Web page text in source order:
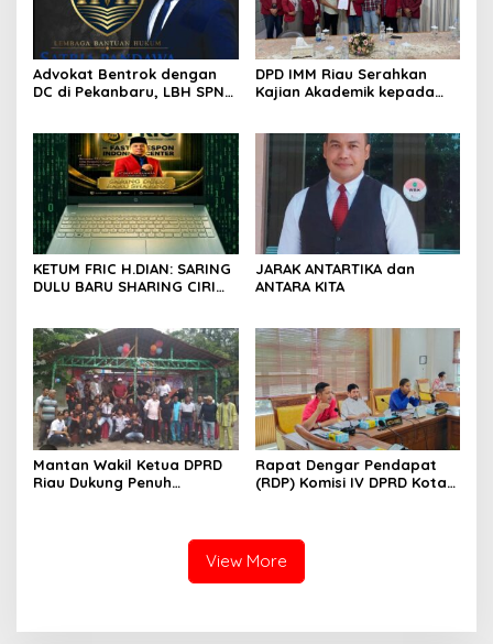
Advokat Bentrok dengan
DC di Pekanbaru, LBH SPN
DPD IMM Riau Serahkan
Kajian Akademik kepada
KETUM FRIC H.DIAN: SARING
DULU BARU SHARING CIRI
JARAK ANTARTIKA dan
ANTARA KITA
Mantan Wakil Ketua DPRD
Riau Dukung Penuh
Rapat Dengar Pendapat
(RDP) Komisi IV DPRD Kota
View More